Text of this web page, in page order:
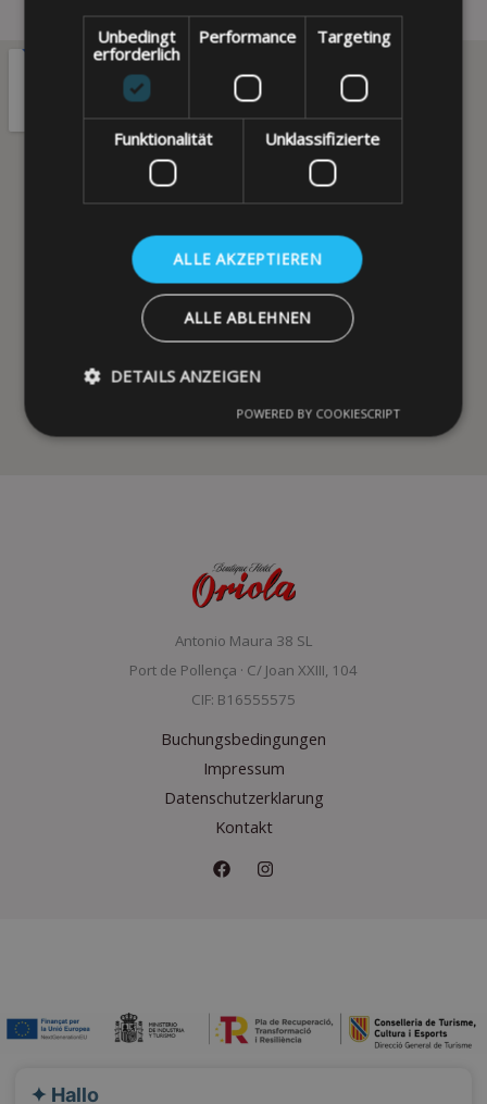
Antonio Maura 38 SL
Port de Pollença · C/ Joan XXIII, 104
CIF: B16555575
Buchungsbedingungen
Impressum
Datenschutzerklarung
Kontakt
✦ Hallo
Unbedingt
erforderlich
Performance Targeting
Funktionalität Unklassifizierte
ALLE AKZEPTIEREN
ALLE ABLEHNEN
DETAILS ANZEIGEN
POWERED BY COOKIESCRIPT